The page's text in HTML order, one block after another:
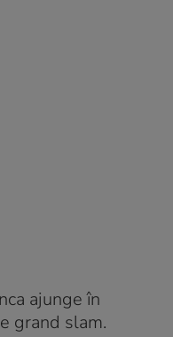
ajunge în
grand slam.